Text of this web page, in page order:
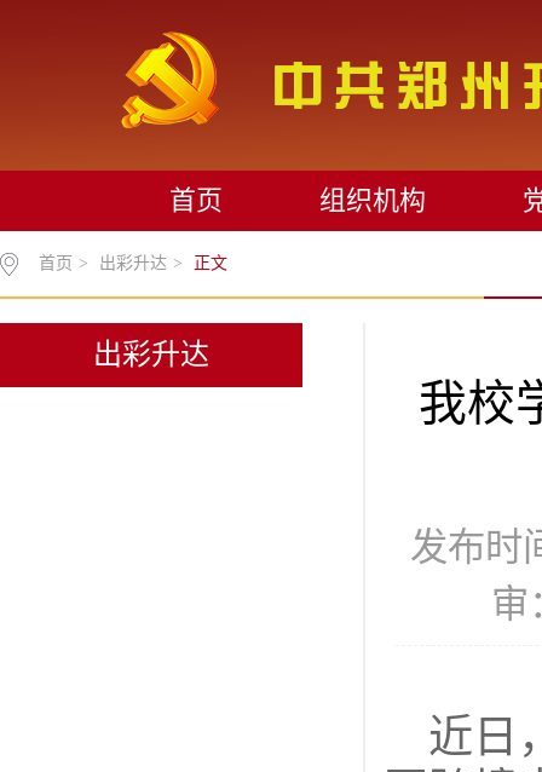
首页 组织机构
首页 > 出彩升达 > 正文
出彩升达
我校
发布时
审
近日